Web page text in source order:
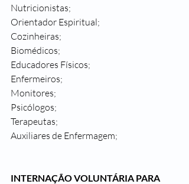
Nutricionistas;
Orientador Espiritual;
Cozinheiras;
Biomédicos;
Educadores Físicos;
Enfermeiros;
Monitores;
Psicólogos;
Terapeutas;
Auxiliares de Enfermagem;
INTERNAÇÃO VOLUNTÁRIA PARA